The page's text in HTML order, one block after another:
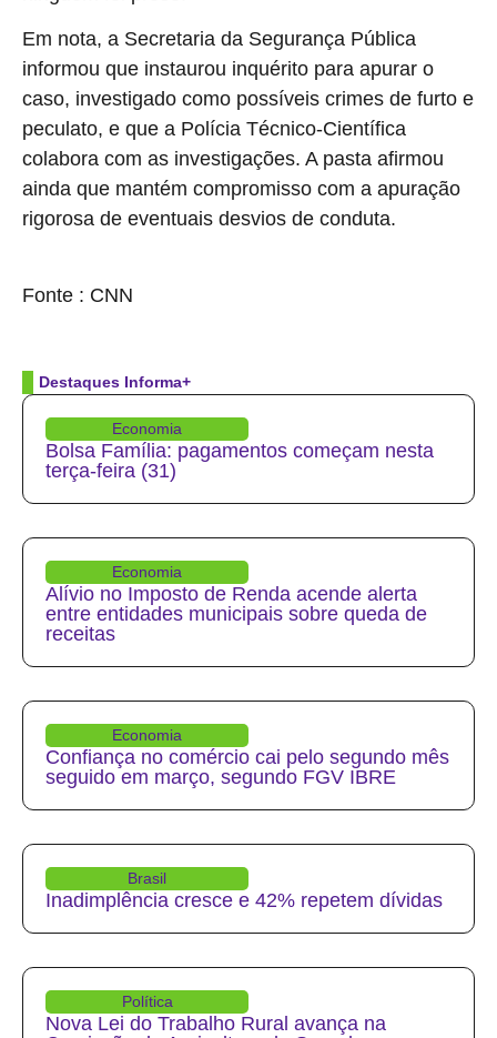
Em nota, a Secretaria da Segurança Pública
informou que instaurou inquérito para apurar o
caso, investigado como possíveis crimes de furto e
peculato, e que a Polícia Técnico-Científica
colabora com as investigações. A pasta afirmou
ainda que mantém compromisso com a apuração
rigorosa de eventuais desvios de conduta.
Fonte : CNN
Destaques Informa+
Economia
Bolsa Família: pagamentos começam nesta
terça-feira (31)
Economia
Alívio no Imposto de Renda acende alerta
entre entidades municipais sobre queda de
receitas
Economia
Confiança no comércio cai pelo segundo mês
seguido em março, segundo FGV IBRE
Brasil
Inadimplência cresce e 42% repetem dívidas
Política
Nova Lei do Trabalho Rural avança na